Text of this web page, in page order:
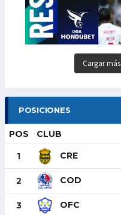
Cargar más
POSICIONES
POS CLUB
1 CRE
2 COD
3 OFC